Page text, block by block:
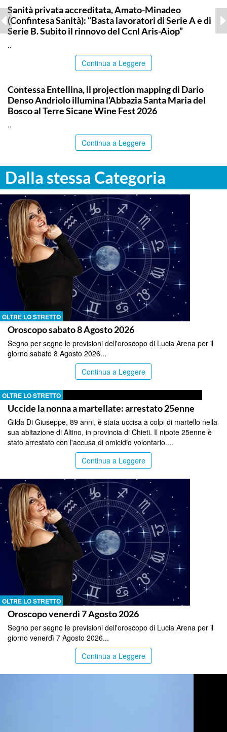
Sanità privata accreditata, Amato-Minadeo
(Confintesa Sanità): “Basta lavoratori di Serie A e di
Serie B. Subito il rinnovo del Ccnl Aris-Aiop”
..
Continua a Leggere
Contessa Entellina, il projection mapping di Dario
Denso Andriolo illumina l’Abbazia Santa Maria del
Bosco al Terre Sicane Wine Fest 2026
..
Continua a Leggere
Dalla stessa Categoria
OLTRE LO STRETTO
Oroscopo sabato 8 Agosto 2026
Segno per segno le previsioni dell'oroscopo di Lucia Arena per il
giorno sabato 8 Agosto 2026...
Continua a Leggere
OLTRE LO STRETTO
Uccide la nonna a martellate: arrestato 25enne
Gilda Di Giuseppe, 89 anni, è stata uccisa a colpi di martello nella
sua abitazione di Altino, in provincia di Chieti. Il nipote 25enne è
stato arrestato con l'accusa di omicidio volontario....
Continua a Leggere
OLTRE LO STRETTO
Oroscopo venerdì 7 Agosto 2026
Segno per segno le previsioni dell'oroscopo di Lucia Arena per il
giorno venerdì 7 Agosto 2026...
Continua a Leggere